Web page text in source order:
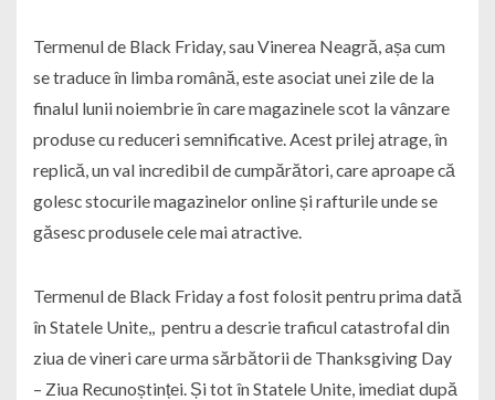
Termenul de Black Friday, sau Vinerea Neagră, așa cum
se traduce în limba română, este asociat unei zile de la
finalul lunii noiembrie în care magazinele scot la vânzare
produse cu reduceri semnificative. Acest prilej atrage, în
replică, un val incredibil de cumpărători, care aproape că
golesc stocurile magazinelor online și rafturile unde se
găsesc produsele cele mai atractive.
Termenul de Black Friday a fost folosit pentru prima dată
în Statele Unite,, pentru a descrie traficul catastrofal din
ziua de vineri care urma sărbătorii de Thanksgiving Day
– Ziua Recunoștinței. Și tot în Statele Unite, imediat după